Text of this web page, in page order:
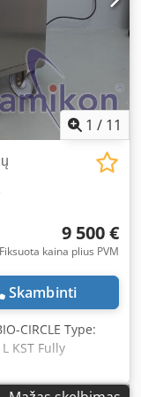
1 / 11
9 500 €
Fiksuota kaina plius PVM
Skambinti
CIRCLE Type:
KST Fully
RWR systems by
internal